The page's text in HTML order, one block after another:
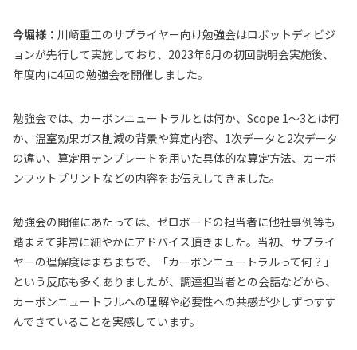
今堀様： 川崎重工のサプライヤー向け勉強会はロボットディビジ
ョンが先行して実施しており、2023年6月の初回説明会実施後、
年度内に4回の勉強会を開催しました。
勉強会では、カーボンニュートラルとは何か、Scope 1〜3とは何
か、温室効果ガス削減の背景や算定内容、1次データと2次データ
の違い、算定用テンプレートを用いた具体的な算定方法、カーボ
ンフットプリントなどの内容をお伝えしてきました。
勉強会の開催にあたっては、ゼロボードの担当者に他社事例等も
踏まえて非常に細やかにアドバイス頂きました。当初、サプライ
ヤーの理解度はまちまちで、「カーボンニュートラルって何？」
という反応も多くありましたが、調達担当者との会話などから、
カーボンニュートラルへの理解や必要性への共感が少しずつすす
んできていることを実感しています。